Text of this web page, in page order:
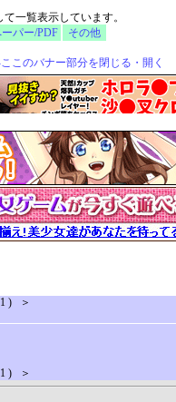
一覧表示しています。
パー/PDF その他
ここのバナー部分を閉じる・開く
) ＞
) ＞